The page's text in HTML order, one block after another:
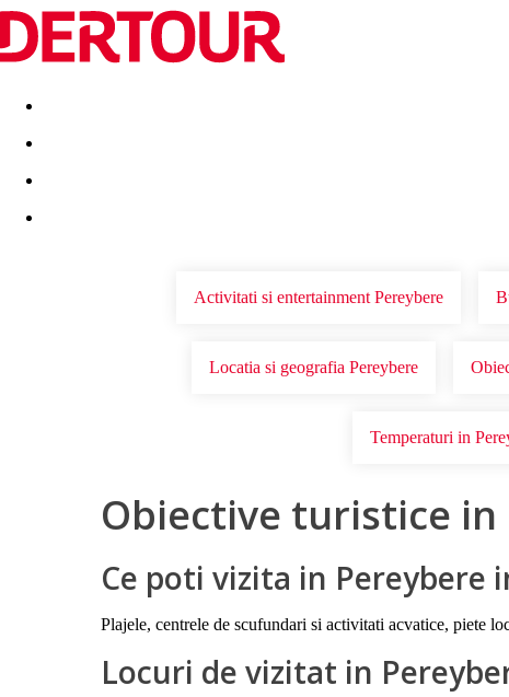
Destinatii Vacanta perfecta OFERTE DE NERATAT
Activitati si entertainment Pereybere
Locatia si geografia Pereybere
Temperaturi in
Obiective turistice in
Ce poti vizita in Pereybere
Plajele, centrele de scufundari si activitati acvatice, piete
Locuri de vizitat in